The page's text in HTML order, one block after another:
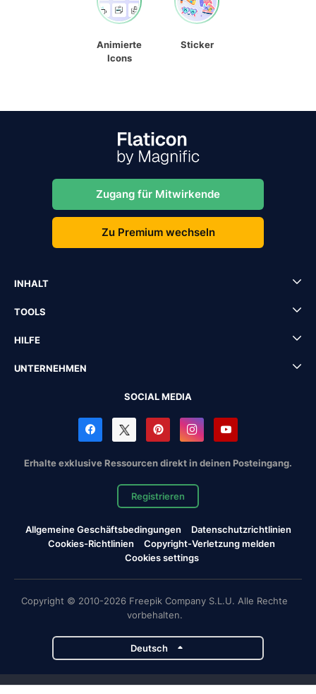
Animierte
Icons
Sticker
Zugang für Mitwirkende
Zu Premium wechseln
INHALT
TOOLS
HILFE
UNTERNEHMEN
SOCIAL MEDIA
Erhalte exklusive Ressourcen direkt in deinen Posteingang.
Registrieren
Allgemeine Geschäftsbedingungen
Datenschutzrichtlinien
Cookies-Richtlinien
Copyright-Verletzung melden
Cookies settings
Copyright © 2010-2026 Freepik Company S.L.U. Alle Rechte
vorbehalten.
Deutsch